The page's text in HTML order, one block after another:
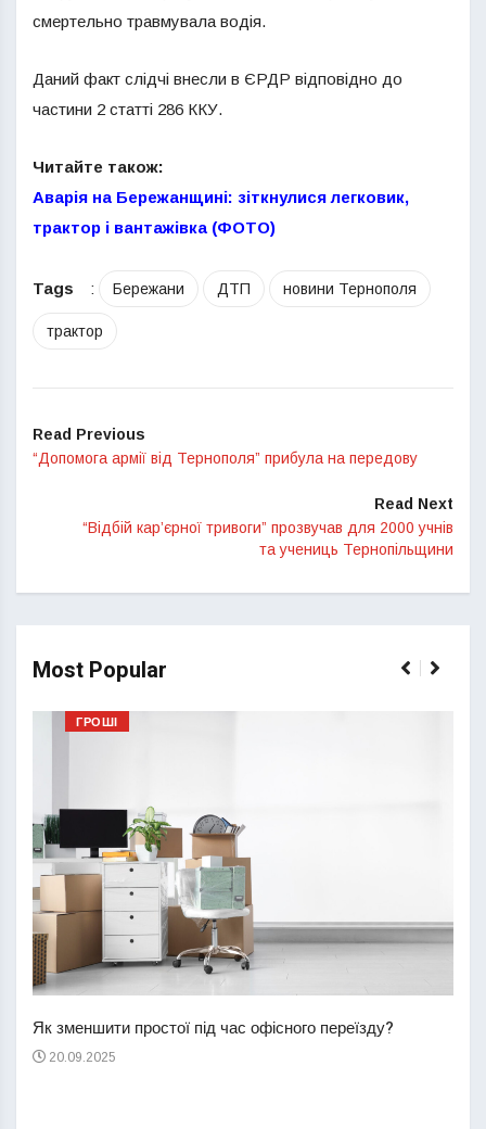
смертельно травмувала водія.
Даний факт слідчі внесли в ЄРДР відповідно до
частини 2 статті 286 ККУ.
Читайте також:
Аварія на Бережанщині: зіткнулися легковик,
трактор і вантажівка (ФОТО)
Tags : Бережани ДТП новини Тернополя
трактор
Read Previous
“Допомога армії від Тернополя” прибула на передову
Read Next
“Відбій кар’єрної тривоги” прозвучав для 2000 учнів
та учениць Тернопільщини
Most Popular
ГРОШІ
Як зменшити простої під час офісного переїзду?
20.09.2025